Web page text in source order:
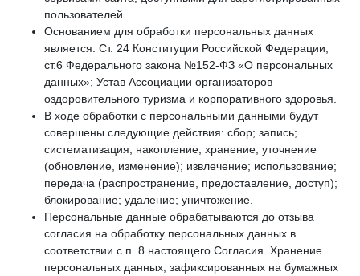
пользователей.
Основанием для обработки персональных данных
является: Ст. 24 Конституции Российской Федерации;
ст.6 Федерального закона №152-ФЗ «О персональных
данных»; Устав Ассоциации организаторов
оздоровительного туризма и корпоративного здоровья.
В ходе обработки с персональными данными будут
совершены следующие действия: сбор; запись;
систематизация; накопление; хранение; уточнение
(обновление, изменение); извлечение; использование;
передача (распространение, предоставление, доступ);
блокирование; удаление; уничтожение.
Персональные данные обрабатываются до отзыва
согласия на обработку персональных данных в
соответствии с п. 8 настоящего Согласия. Хранение
персональных данных, зафиксированных на бумажных